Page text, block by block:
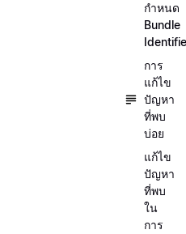
กำหนด
Bundle
การ
แก้ไข
ปัญหา
ที่พบ
บ่อย
แก้ไข
ปัญหา
ที่พบ
ใน
การ